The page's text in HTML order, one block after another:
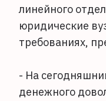
линейного
юридические
требованиях,
- На
денежного